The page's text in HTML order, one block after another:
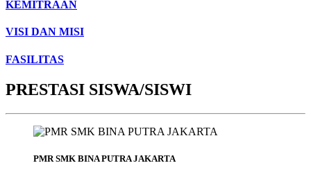
KEMITRAAN
VISI DAN MISI
FASILITAS
PRESTASI SISWA/SISWI
PMR SMK BINA PUTRA JAKARTA